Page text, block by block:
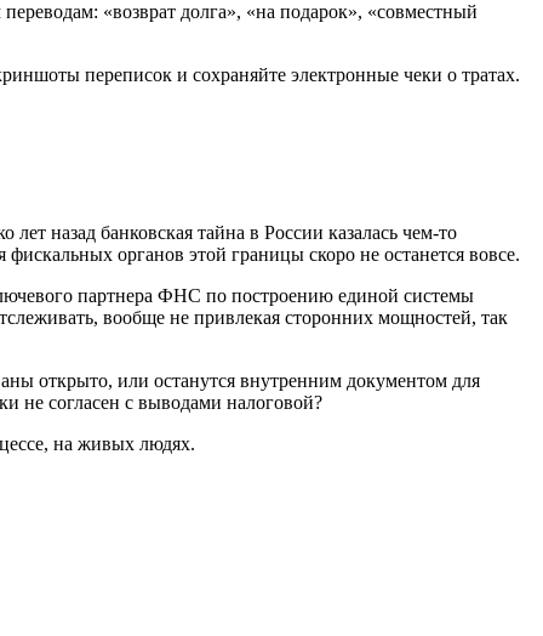
«возврат долга», «на подарок», «совместный
переписок и сохраняйте электронные чеки о тратах.
назад банковская тайна в России казалась чем-то
органов этой границы скоро не останется вовсе.
партнера ФНС по построению единой системы
вообще не привлекая сторонних мощностей, так
открыто, или останутся внутренним документом для
не согласен с выводами налоговой?
на живых людях.